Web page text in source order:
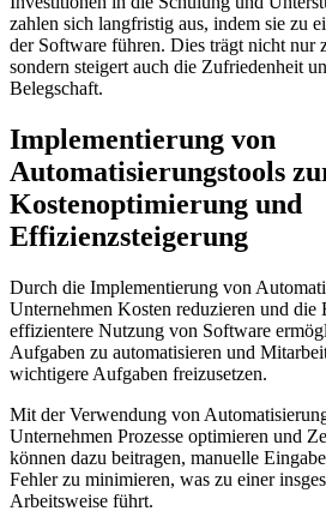
zahlen sich langfristig aus, indem sie zu
der Software führen. Dies trägt nicht nur
sondern steigert auch die Zufriedenheit
Belegschaft.
Implementierung von
Automatisierungstools
Kostenoptimierung und
Effizienzsteigerung
Durch die Implementierung von
Unternehmen Kosten reduzieren und⁤ die
effizientere Nutzung von Software
Aufgaben zu automatisieren​ und
wichtigere⁢ Aufgaben freizusetzen.
Mit der Verwendung von
Unternehmen Prozesse optimieren und
können dazu beitragen, manuelle
Fehler zu minimieren,​ was⁢ zu⁤ einer‍
Arbeitsweise führt.